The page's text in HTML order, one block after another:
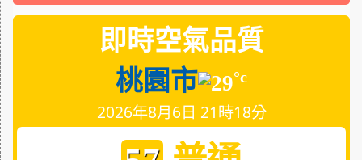
即時空氣品質
桃園市 29°c
2026年8月6日 21時18分